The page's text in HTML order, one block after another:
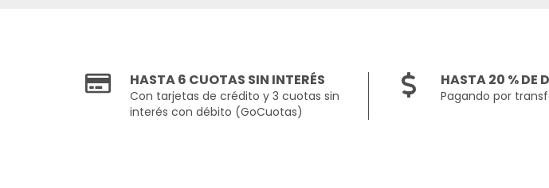
HASTA 6 CUOTAS SIN INTERÉS
Con tarjetas de crédito y 3 cuotas sin
interés con débito (GoCuotas)
HASTA 20 % DE
Pagando por